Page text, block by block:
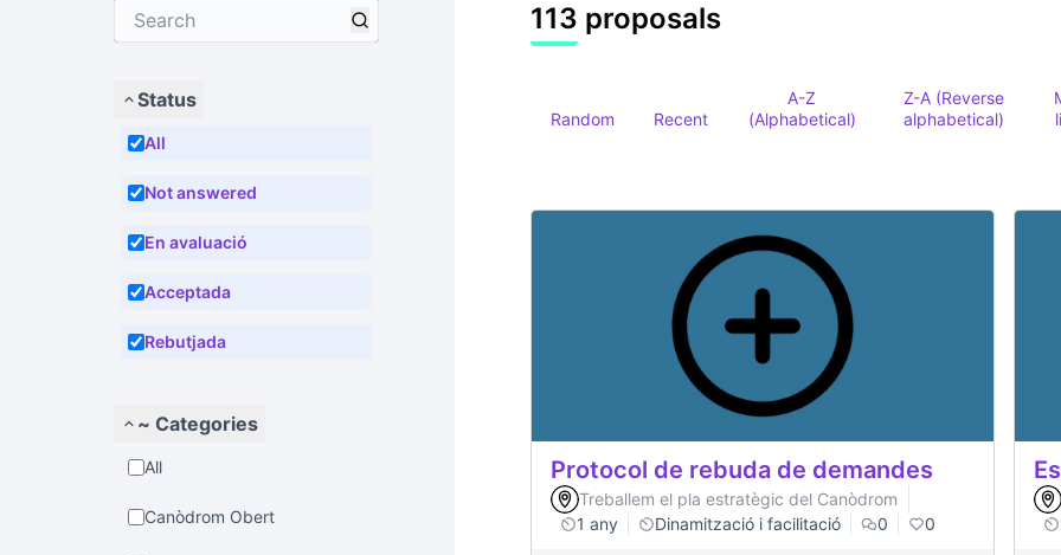
Status
All
Not answered
En avaluació
Acceptada
Rebutjada
~ Categories
All
Canòdrom Obert
113 proposals
Random Recent
A-Z
(Alphabetical)
Z-A (Reverse
alphabetical)
Protocol de rebuda de demandes
Treballem el pla estratègic del Canòdrom
1 any
Dinamització i facilitació 0 0